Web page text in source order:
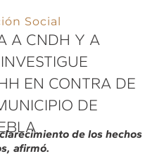
Social
A CNDH Y A
EN CONTRA DE
DE
de los hechos
afirmó.